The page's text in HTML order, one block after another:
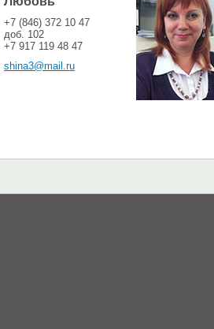
+7 (846) 372 10 47
доб. 102
+7 917 119 48 47
shina3@mail.ru